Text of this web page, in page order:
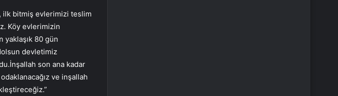
ilk bitmiş evlerimizi teslim
Köy evlerimizin
yaklaşık 80 gün
devletimiz
son ana kadar
ve inşallah